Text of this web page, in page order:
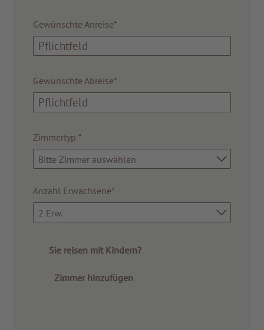
Gewünschte Anreise*
Gewünschte Abreise*
Zimmertyp *
Bitte Zimmer auswählen
Anzahl Erwachsene*
2 Erw.
Sie reisen mit Kindern?
Zimmer hinzufügen